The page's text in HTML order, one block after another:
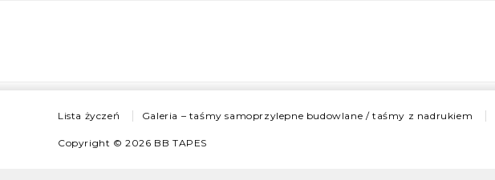
Lista życzeń Galeria – taśmy samoprzylepne budowlane / taśmy z nadrukiem
Copyright © 2026 BB TAPES